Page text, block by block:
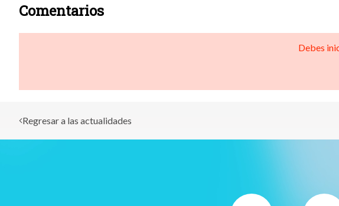
Comentarios
Debes
Regresar a las actualidades